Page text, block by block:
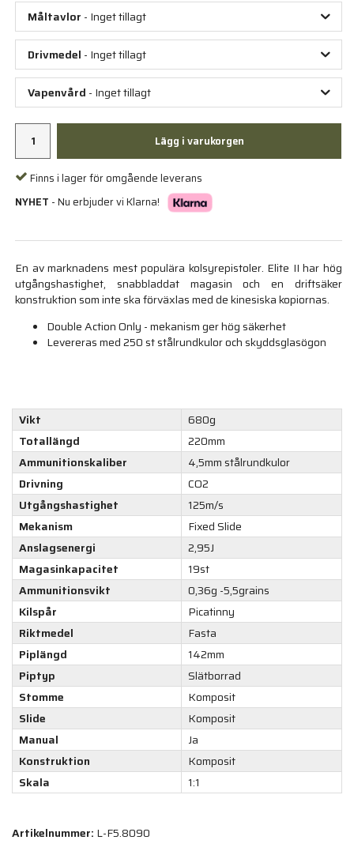
Måltavlor - Inget tillagt
Drivmedel - Inget tillagt
Vapenvård - Inget tillagt
Lägg i varukorgen
Finns i lager för omgående leverans
NYHET - Nu erbjuder vi Klarna!
En av marknadens mest populära kolsyrepistoler. Elite II har hög
utgångshastighet, snabbladdat magasin och en driftsäker
konstruktion som inte ska förväxlas med de kinesiska kopiornas.
Double Action Only - mekanism ger hög säkerhet
Levereras med 250 st stålrundkulor och skyddsglasögon
Vikt
680g
Totallängd
220mm
Ammunitionskaliber
4,5mm stålrundkulor
Drivning
CO2
Utgångshastighet
125m/s
Mekanism
Fixed Slide
Anslagsenergi
2,95J
Magasinkapacitet
19st
Ammunitionsvikt
0,36g -5,5grains
Kilspår
Picatinny
Riktmedel
Fasta
Piplängd
142mm
Piptyp
Slätborrad
Stomme
Komposit
Slide
Komposit
Manual
Ja
Konstruktion
Komposit
Skala
1:1
Artikelnummer: L-F5.8090